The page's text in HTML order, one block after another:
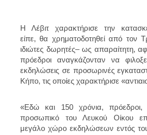
Η Λέβιτ χαρακτήρισε την
είπε, θα χρηματοδοτηθεί από τον
ιδιώτες δωρητές– ως απαραίτητη,
πρόεδροι αναγκάζονταν να
εκδηλώσεις σε προσωρινές
Κήπο, τις οποίες χαρακτήρισε
«Εδώ και 150 χρόνια, πρόεδροι,
προσωπικό του Λευκού Οίκου
μεγάλο χώρο εκδηλώσεων εντός